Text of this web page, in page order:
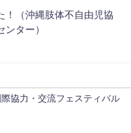
！（沖縄肢体不自由児協
ター）
際協力・交流フェスティバル